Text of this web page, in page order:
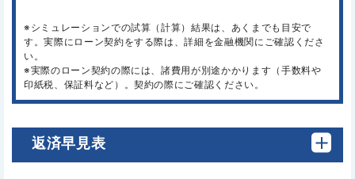
※シミュレーションでの試算（計算）結果は、あくまでも目安で
す。実際にローン契約をする際は、詳細を金融機関にご確認くださ
い。
※実際のローン契約の際には、諸費用が別途かかります（手数料や
印紙税、保証料など）。契約の際にご確認ください。
返済早見表